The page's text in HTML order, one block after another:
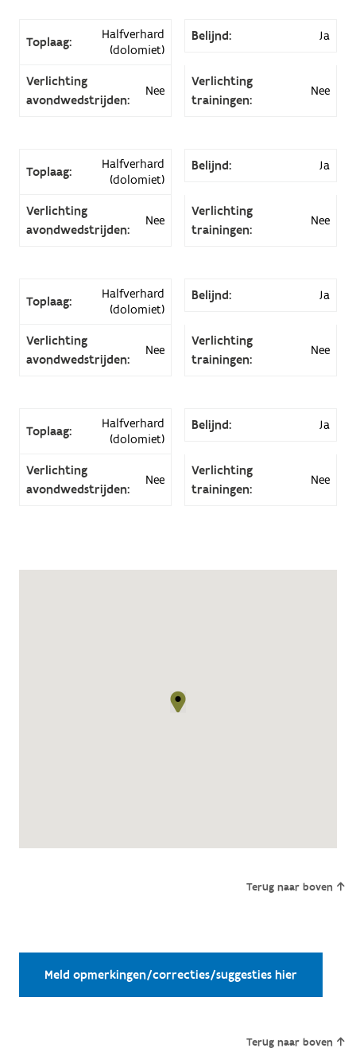
Toplaag:
Halfverhard
(dolomiet)
Belijnd: Ja
Verlichting
avondwedstrijden:
Nee
Verlichting
trainingen:
Nee
Toplaag:
Halfverhard
(dolomiet)
Belijnd: Ja
Verlichting
avondwedstrijden:
Nee
Verlichting
trainingen:
Nee
Toplaag:
Halfverhard
(dolomiet)
Belijnd: Ja
Verlichting
avondwedstrijden:
Nee
Verlichting
trainingen:
Nee
Toplaag:
Halfverhard
(dolomiet)
Belijnd: Ja
Verlichting
avondwedstrijden:
Nee
Verlichting
trainingen:
Nee
Terug naar boven
Meld opmerkingen/correcties/suggesties hier
Terug naar boven